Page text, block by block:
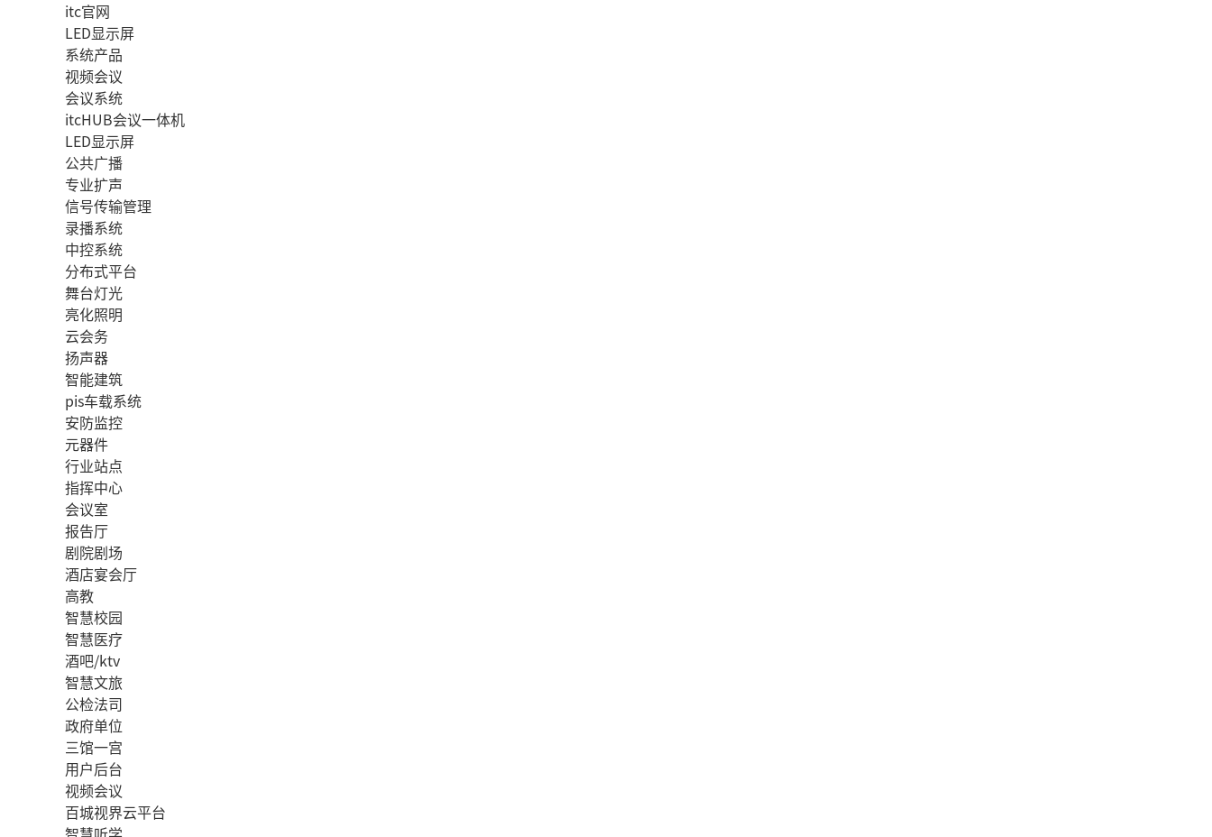
itc官网
LED显示屏
系统产品
视频会议
会议系统
itcHUB会议一体机
LED显示屏
公共广播
专业扩声
信号传输管理
录播系统
中控系统
分布式平台
舞台灯光
亮化照明
云会务
扬声器
智能建筑
pis车载系统
安防监控
元器件
行业站点
指挥中心
会议室
报告厅
剧院剧场
酒店宴会厅
高教
智慧校园
智慧医疗
酒吧/ktv
智慧文旅
公检法司
政府单位
三馆一宫
用户后台
视频会议
百城视界云平台